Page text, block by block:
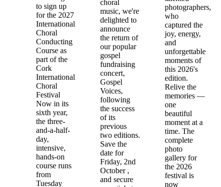
to sign up
for the 2027
International
Choral
Conducting
Course as
part of the
Cork
International
Choral
Festival
Now in its
sixth year,
the three-
and-a-half-
day,
intensive,
hands-on
course runs
from
Tuesday
choral
music, we're
delighted to
announce
the return of
our popular
gospel
fundraising
concert,
Gospel
Voices,
following
the success
of its
previous
two editions.
Save the
date for
Friday, 2nd
October ,
and secure
photographers,
who
captured the
joy, energy,
and
unforgettable
moments of
this 2026's
edition.
Relive the
memories —
one
beautiful
moment at a
time. The
complete
photo
gallery for
the 2026
festival is
now